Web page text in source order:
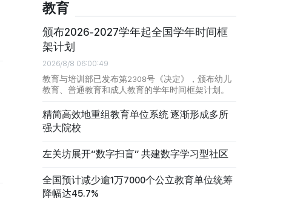
教育
颁布2026-2027学年起全国学年时间框
架计划
2026/8/8 06:00:49
教育与培训部已发布第2308号《决定》，颁布幼儿
教育、普通教育和成人教育的学年时间框架计划。
精简高效地重组教育单位系统 逐渐形成多所
强大院校
左关坊展开“数字扫盲” 共建数字学习型社区
全国预计减少逾1万7000个公立教育单位统筹
降幅达45.7%